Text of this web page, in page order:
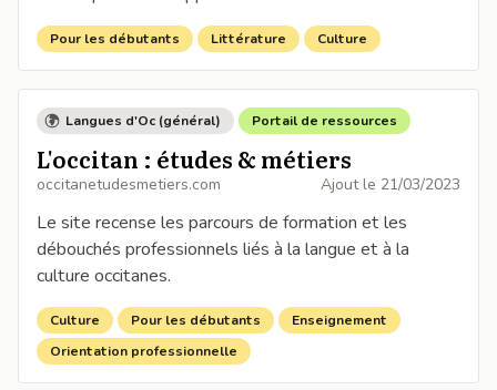
Pour les débutants Littérature Culture
Langues d'Oc (général) Portail de ressources
L'occitan : études & métiers
occitanetudesmetiers.com Ajout le 21/03/2023
Le site recense les parcours de formation et les
débouchés professionnels liés à la langue et à la
culture occitanes.
Culture Pour les débutants
Enseignement
Orientation professionnelle